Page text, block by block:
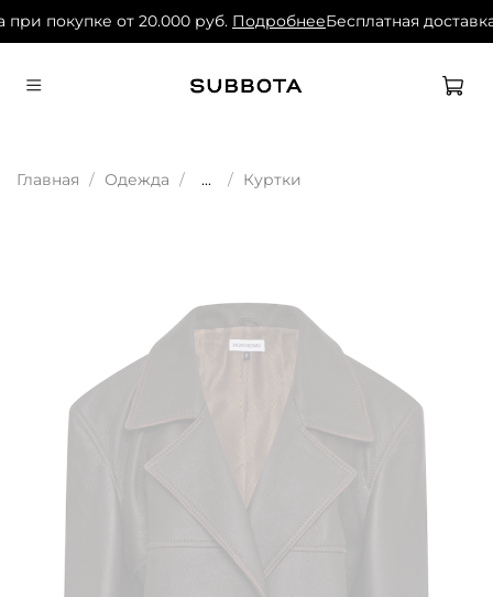
при покупке от 20.000 руб. ПодробнееБесплатная
Главная Одежда ... Куртки